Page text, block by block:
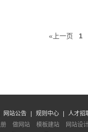
«上一页 1
网站公告 规则中心
人才招
做网站 模板建站
网站设